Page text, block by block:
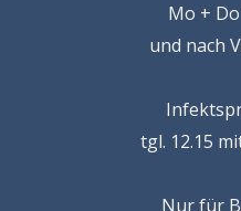
Mo +
und nach
tgl. 12.15
Nur für